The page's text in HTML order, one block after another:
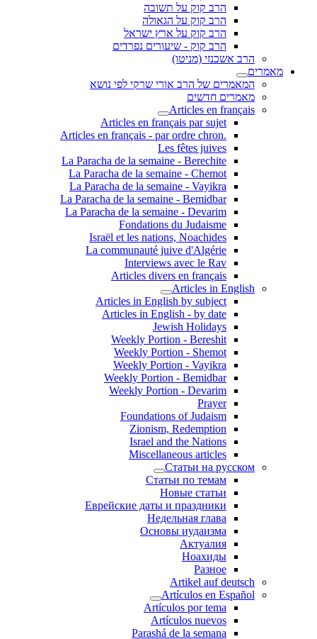
הרב קוק על תשובה
הרב קוק על הגאולה
הרב קוק על ארץ ישראל
הרב קוק - שיעורים נפרדים
הרב אשכנזי (מניטו)
מאמרים
המאמרים של הרב אורי שרקי לפי נושא
מאמרים חדשים
Articles en français
Articles en français par sujet
.Articles en français - par ordre chron
Les fêtes juives
La Paracha de la semaine - Berechite
La Paracha de la semaine - Chemot
La Paracha de la semaine - Vayikra
La Paracha de la semaine - Bemidbar
La Paracha de la semaine - Devarim
Fondations du Judaisme
Israël et les nations, Noachides
La communauté juive d'Algérie
Interviews avec le Rav
Articles divers en français
Articles in English
Articles in English by subject
Articles in English - by date
Jewish Holidays
Weekly Portion - Bereshit
Weekly Portion - Shemot
Weekly Portion - Vayikra
Weekly Portion - Bemidbar
Weekly Portion - Devarim
Prayer
Foundations of Judaism
Zionism, Redemption
Israel and the Nations
Miscellaneous articles
Статьи на русском
Статьи по темам
Новые статьи
Еврейские даты и праздники
Недельная глава
Основы иудаизма
Актуалия
Ноахиды
Разное
Artikel auf deutsch
Artículos en Español
Artículos por tema
Artículos nuevos
Parashá de la semana